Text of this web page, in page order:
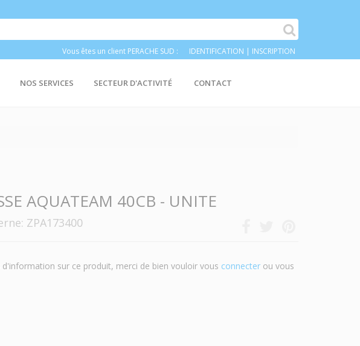
Vous êtes un client PERACHE SUD : IDENTIFICATION | INSCRIPTION
NOS SERVICES SECTEUR D'ACTIVITÉ CONTACT
AQUATEAM 40CB - UNITE
ZPA173400
d'information sur ce produit, merci de bien vouloir vous connecter ou vous